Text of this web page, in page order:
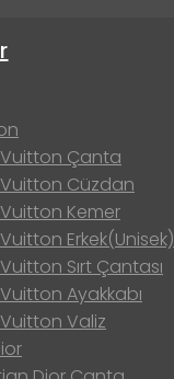
Vuitton Çanta
Vuitton Cüzdan
Kemer
Erkek(Unisek)
Sırt Çantası
Ayakkabı
Valiz